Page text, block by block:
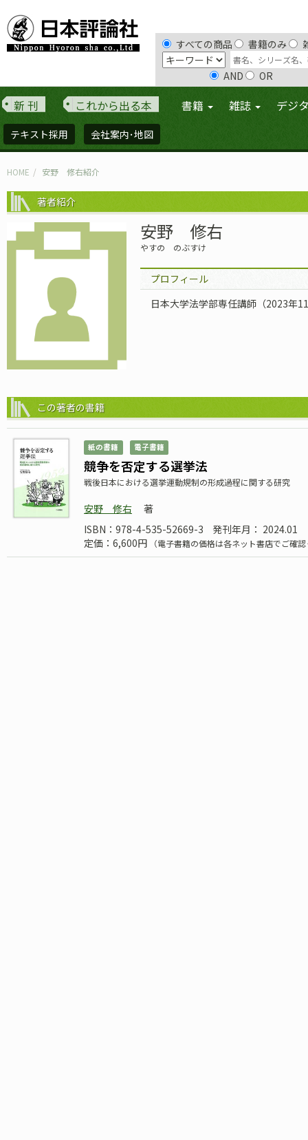
すべての商品 書籍のみ
AND OR
新 刊 これから出る本 書籍 雑誌 デジ
テキスト採用 会社案内･地図
HOME 安野 修右紹介
著者紹介
安野 修右
やすの のぶすけ
プロフィール
日本大学法学部専任講師（2023年
この著者の書籍
紙の書籍 電子書籍
競争を否定する選挙法
戦後日本における選挙運動規制の形成過程に関する研究
安野 修右
著
ISBN：978-4-535-52669-3
発刊年月： 2024.01
定価：6,600円
（電子書籍の価格は各ネット書店でご確